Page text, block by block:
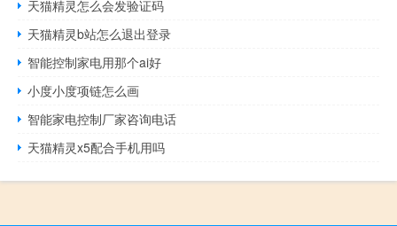
天猫精灵怎么会发验证码
天猫精灵b站怎么退出登录
智能控制家电用那个ai好
小度小度项链怎么画
智能家电控制厂家咨询电话
天猫精灵x5配合手机用吗